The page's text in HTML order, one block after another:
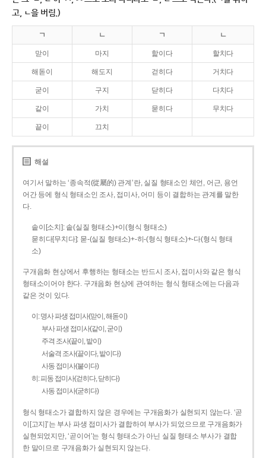
고, ㄴ을 버림.)
ㄱ ㄴ ㄱ ㄴ
맏이 마지 핥이다 할치다
해돋이 해도지 걷히다 거치다
굳이 구지 닫히다 다치다
같이 가치 묻히다 무치다
끝이 끄치
해설
여기서 말하는 ‘종속적(從屬的) 관계’란, 실질 형태소인 체언, 어근, 용언
어간 등에 형식 형태소인 조사, 접미사, 어미 등이 결합하는 관계를 말한
다.
솥이[소치]: 솥(실질 형태소)+이(형식 형태소)
묻히다[무치다]: 묻­-(실질 형태소)+­-히­-(형식 형태소)+-다(형식 형태
소)
구개음화 현상에서 후행하는 형태소는 반드시 조사, 접미사와 같은 형식
형태소이어야 한다. 구개음화 현상에 관여하는 형식 형태소에는 다음과
같은 것이 있다.
이: 명사 파생 접미사(맏이, 해돋이)
부사 파생 접미사(같이, 굳이)
주격 조사(끝이, 밭이)
서술격 조사(끝이다, 밭이다)
사동 접미사(붙이다)
히: 피동 접미사(걷히다, 닫히다)
사동 접미사(굳히다)
형식 형태소가 결합하지 않은 경우에는 구개음화가 실현되지 않는다. ‘곧
이[고지]’는 부사 파생 접미사가 결합하여 부사가 되었으므로 구개음화가
실현되었지만, ‘곧이어’는 형식 형태소가 아닌 실질 형태소 부사가 결합
한 말이므로 구개음화가 실현되지 않는다.